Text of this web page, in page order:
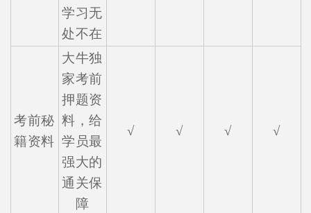
学习无
处不在
考前秘
籍资料
大牛独
家考前
押题资
料，给
学员最
强大的
通关保
障
√ √ √ √